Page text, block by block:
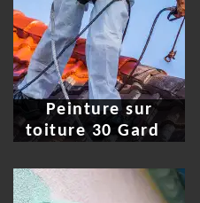
Peinture sur
toiture 30 Gard